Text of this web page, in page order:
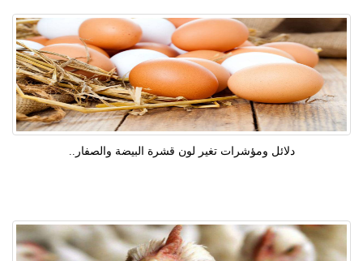
دلائل ومؤشرات تغير لون قشرة البيضة والصفار..